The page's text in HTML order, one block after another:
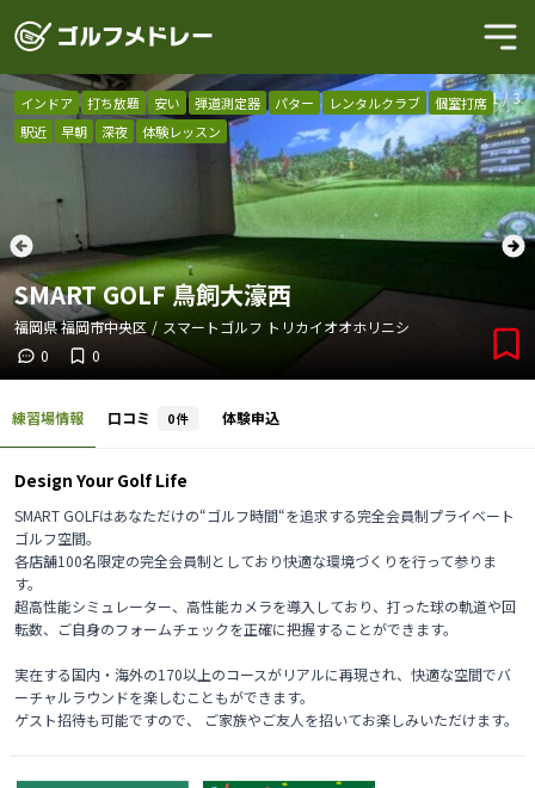
1/3
インドア 打ち放題 安い 弾道測定器 パター レンタルクラブ
個室打席
駅近
早朝 深夜 体験レッスン
SMART GOLF 鳥飼大濠西
福岡県福岡市中央区 / スマートゴルフ トリカイオオホリニシ
0
0
練習場情報 口コミ 0件 体験申込
Design Your Golf Life
SMART GOLFはあなただけの“ゴルフ時間“を追求する完全会員制プライベート
ゴルフ空間。
各店舗100名限定の完全会員制としており快適な環境づくりを行って参りま
す。
超高性能シミュレーター、高性能カメラを導入しており、打った球の軌道や回
転数、ご自身のフォームチェックを正確に把握することができます。
実在する国内・海外の170以上のコースがリアルに再現され、快適な空間でバ
ーチャルラウンドを楽しむこともができます。